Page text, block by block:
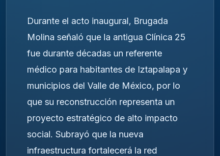
Durante el acto inaugural, Brugada
Molina señaló que la antigua Clínica 25
fue durante décadas un referente
médico para habitantes de Iztapalapa y
municipios del Valle de México, por lo
que su reconstrucción representa un
proyecto estratégico de alto impacto
social. Subrayó que la nueva
infraestructura fortalecerá la red